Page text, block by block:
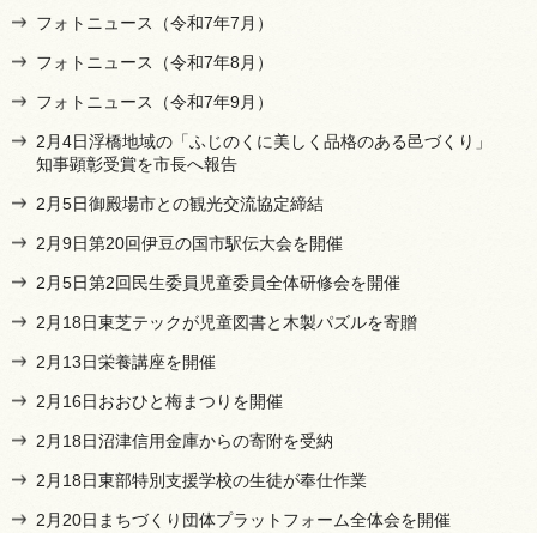
フォトニュース（令和7年7月）
フォトニュース（令和7年8月）
フォトニュース（令和7年9月）
2月4日浮橋地域の「ふじのくに美しく品格のある邑づくり」
知事顕彰受賞を市長へ報告
2月5日御殿場市との観光交流協定締結
2月9日第20回伊豆の国市駅伝大会を開催
2月5日第2回民生委員児童委員全体研修会を開催
2月18日東芝テックが児童図書と木製パズルを寄贈
2月13日栄養講座を開催
2月16日おおひと梅まつりを開催
2月18日沼津信用金庫からの寄附を受納
2月18日東部特別支援学校の生徒が奉仕作業
2月20日まちづくり団体プラットフォーム全体会を開催